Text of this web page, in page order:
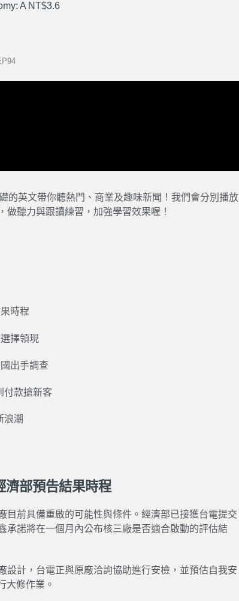
A NT$3.6
的英文帶你聽熱門、商業及趣味新聞！我們會分別播放
聽力與跟讀練習，加強學習效果喔！
時程
擇領現
出手調查
付款搶新客
浪潮
濟部預告結果時程
目前具備重啟的可能性與條件。經濟部已接獲台電提交
承諾將在一個月內公布核三廠是否適合啟動的評估結
設計，台電正與原廠洽詢協助進行安檢，並預估自我安
大修作業。